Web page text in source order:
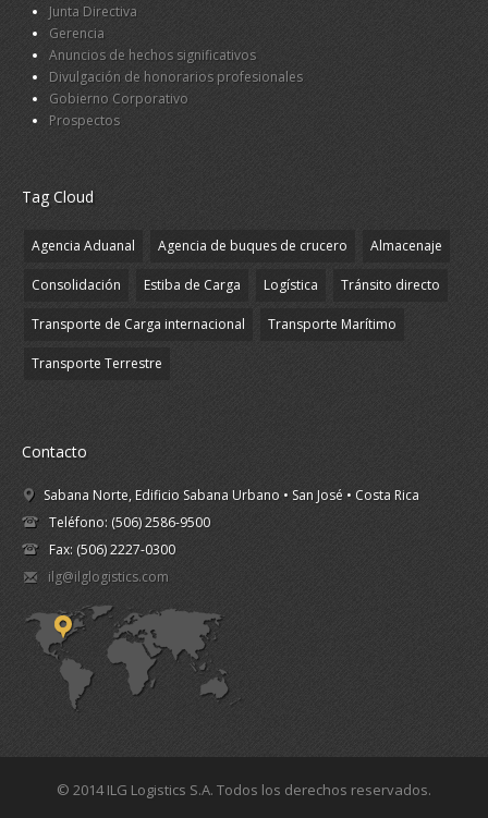
Junta Directiva
Gerencia
Anuncios de hechos significativos
Divulgación de honorarios profesionales
Gobierno Corporativo
Prospectos
Tag Cloud
Agencia Aduanal Agencia de buques de crucero Almacenaje
Consolidación Estiba de Carga Logística Tránsito directo
Transporte de Carga internacional Transporte Marítimo
Transporte Terrestre
Contacto
Sabana Norte, Edificio Sabana Urbano • San José • Costa Rica
Teléfono: (506) 2586-9500
Fax: (506) 2227-0300
ilg@ilglogistics.com
© 2014 ILG Logistics S.A. Todos los derechos reservados.